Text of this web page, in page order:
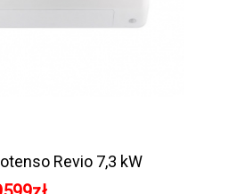
Revio 7,3 kW